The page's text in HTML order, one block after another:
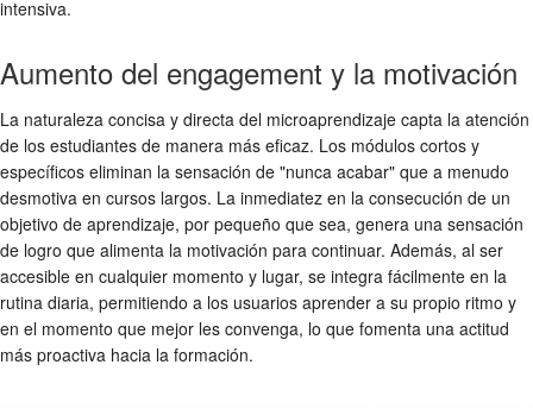
intensiva.
Aumento del engagement y la motivación
La naturaleza concisa y directa del microaprendizaje capta la atención
de los estudiantes de manera más eficaz. Los módulos cortos y
específicos eliminan la sensación de "nunca acabar" que a menudo
desmotiva en cursos largos. La inmediatez en la consecución de un
objetivo de aprendizaje, por pequeño que sea, genera una sensación
de logro que alimenta la motivación para continuar. Además, al ser
accesible en cualquier momento y lugar, se integra fácilmente en la
rutina diaria, permitiendo a los usuarios aprender a su propio ritmo y
en el momento que mejor les convenga, lo que fomenta una actitud
más proactiva hacia la formación.